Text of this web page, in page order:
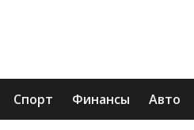
Спорт Финансы Авто